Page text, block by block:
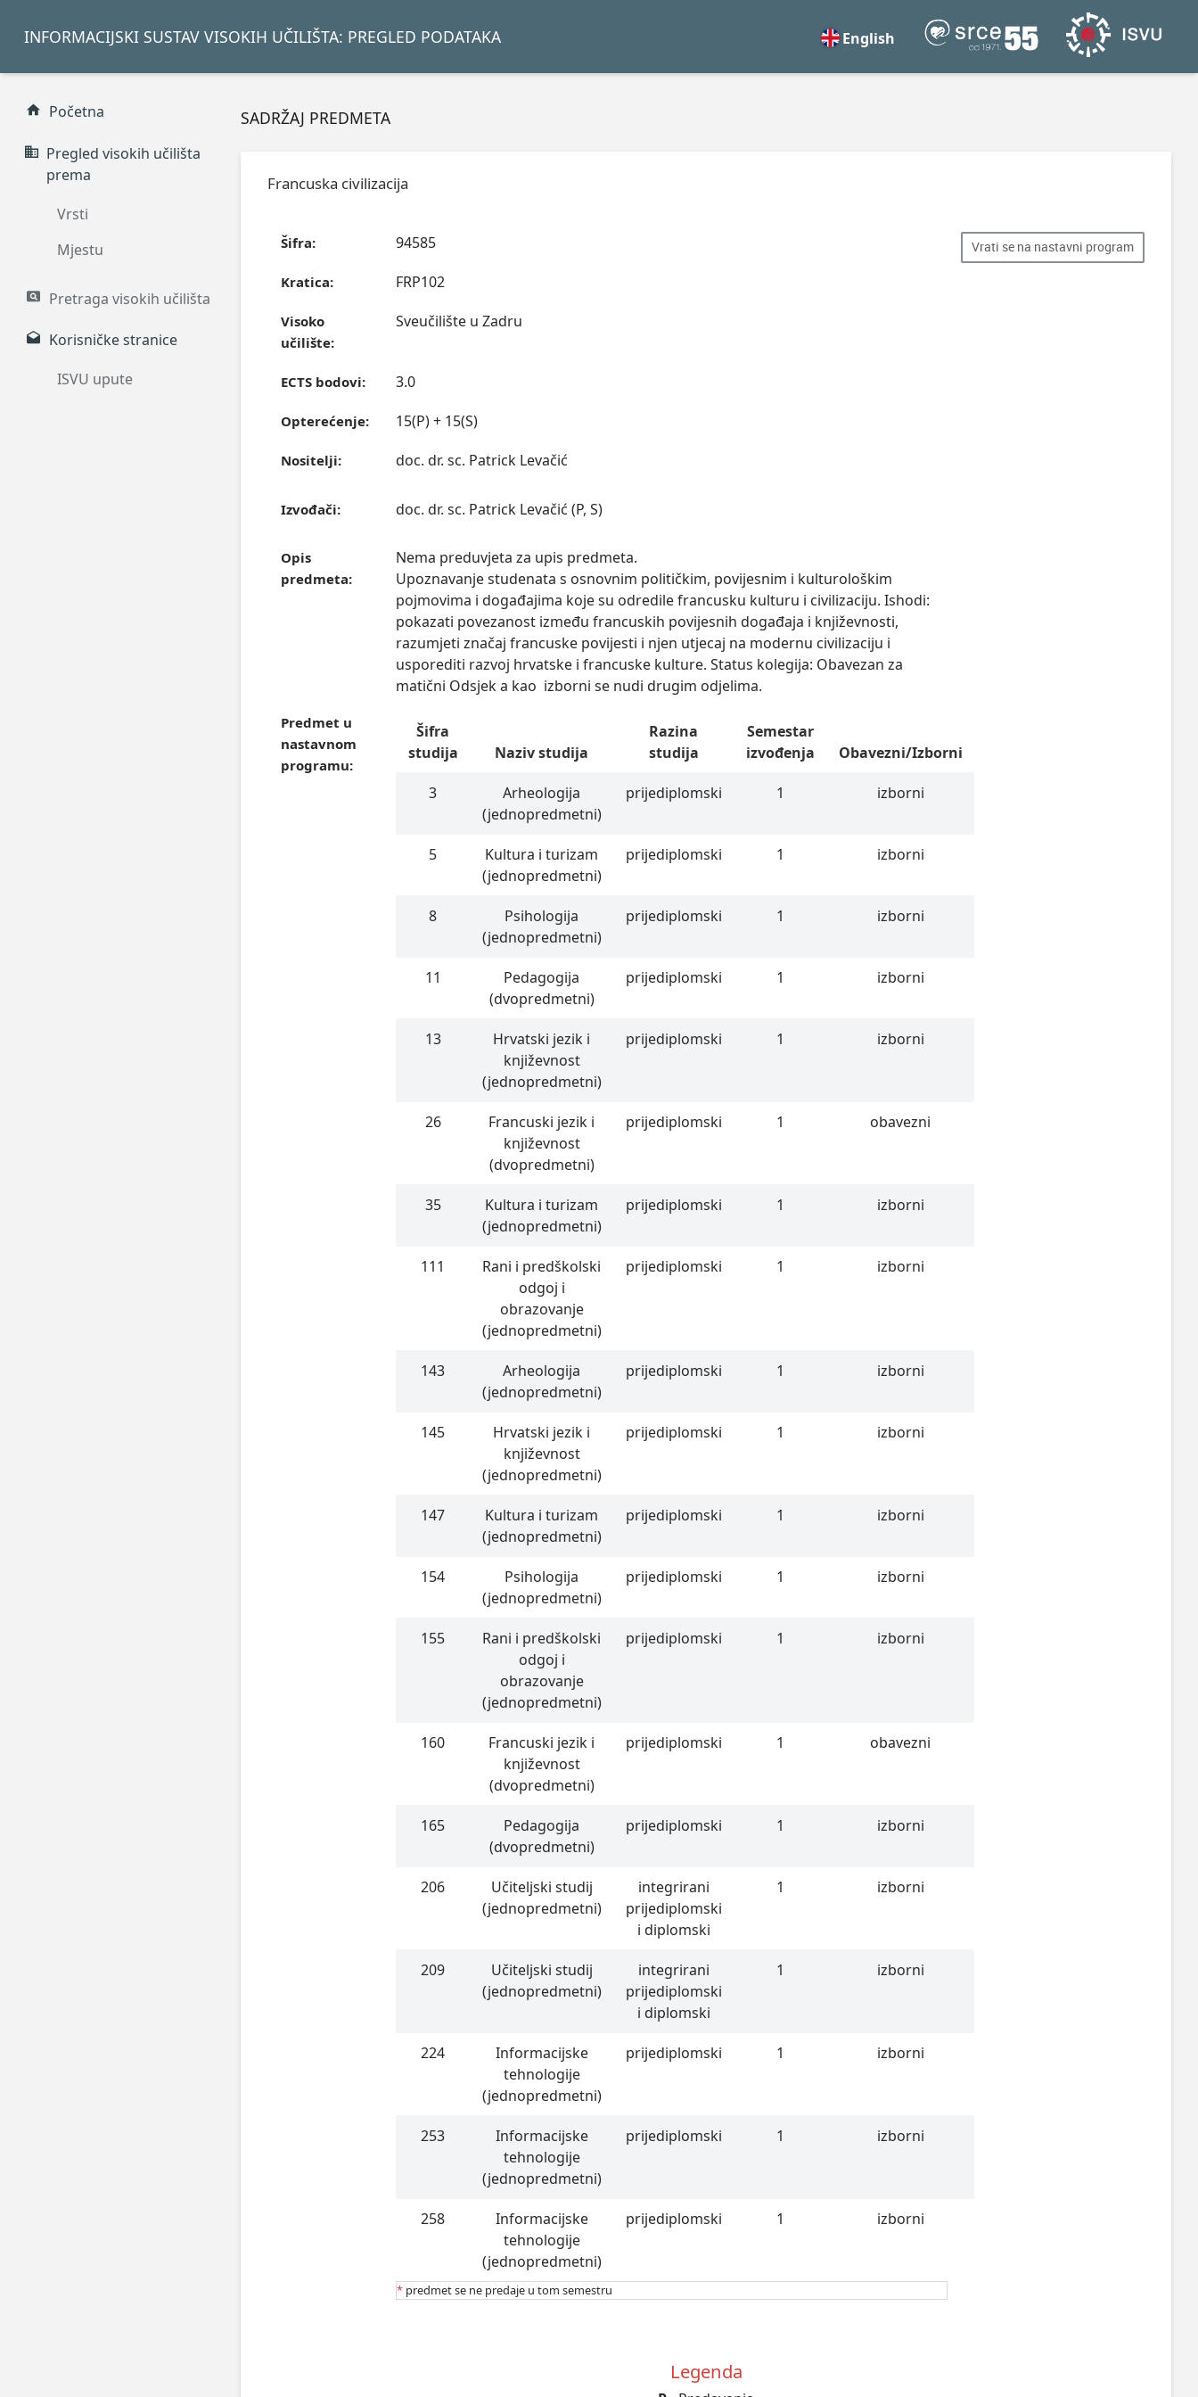
INFORMACIJSKI SUSTAV VISOKIH UČILIŠTA: PREGLED PODATAKA English
Početna
Pregled visokih učilišta
prema
Vrsti
Mjestu
Pretraga visokih učilišta
Korisničke stranice
ISVU upute
SADRŽAJ PREDMETA
Francuska civilizacija
Vrati se na nastavni program
Šifra: 94585
Kratica: FRP102
Visoko
učilište:
Sveučilište u Zadru
ECTS bodovi: 3.0
Opterećenje: 15(P) + 15(S)
Nositelji: doc. dr. sc. Patrick Levačić
Izvođači: doc. dr. sc. Patrick Levačić (P, S)
Opis
predmeta:
Nema preduvjeta za upis predmeta.
Upoznavanje studenata s osnovnim političkim, povijesnim i kulturološkim
pojmovima i događajima koje su odredile francusku kulturu i civilizaciju. Ishodi:
pokazati povezanost između francuskih povijesnih događaja i književnosti,
razumjeti značaj francuske povijesti i njen utjecaj na modernu civilizaciju i
usporediti razvoj hrvatske i francuske kulture. Status kolegija: Obavezan za
matični Odsjek a kao  izborni se nudi drugim odjelima.
Predmet u
nastavnom
programu:
Šifra
studija
Naziv studija
Razina
studija
Semestar
izvođenja
Obavezni/Izborni
3
Arheologija
(jednopredmetni)
prijediplomski 1 izborni
5
Kultura i turizam
(jednopredmetni)
prijediplomski 1 izborni
8
Psihologija
(jednopredmetni)
prijediplomski 1 izborni
11
Pedagogija
(dvopredmetni)
prijediplomski 1 izborni
13
Hrvatski jezik i
književnost
(jednopredmetni)
prijediplomski 1 izborni
26
Francuski jezik i
književnost
(dvopredmetni)
prijediplomski 1 obavezni
35
Kultura i turizam
(jednopredmetni)
prijediplomski 1 izborni
111
Rani i predškolski
odgoj i
obrazovanje
(jednopredmetni)
prijediplomski 1 izborni
143
Arheologija
(jednopredmetni)
prijediplomski 1 izborni
145
Hrvatski jezik i
književnost
(jednopredmetni)
prijediplomski 1 izborni
147
Kultura i turizam
(jednopredmetni)
prijediplomski 1 izborni
154
Psihologija
(jednopredmetni)
prijediplomski 1 izborni
155
Rani i predškolski
odgoj i
obrazovanje
(jednopredmetni)
prijediplomski 1 izborni
160
Francuski jezik i
književnost
(dvopredmetni)
prijediplomski 1 obavezni
165
Pedagogija
(dvopredmetni)
prijediplomski 1 izborni
206
Učiteljski studij
(jednopredmetni)
integrirani
prijediplomski
i diplomski
1 izborni
209
Učiteljski studij
(jednopredmetni)
integrirani
prijediplomski
i diplomski
1 izborni
224
Informacijske
tehnologije
(jednopredmetni)
prijediplomski 1 izborni
253
Informacijske
tehnologije
(jednopredmetni)
prijediplomski 1 izborni
258
Informacijske
tehnologije
(jednopredmetni)
prijediplomski 1 izborni
* predmet se ne predaje u tom semestru
Legenda